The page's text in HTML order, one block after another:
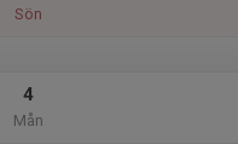
Sön
4
Mån